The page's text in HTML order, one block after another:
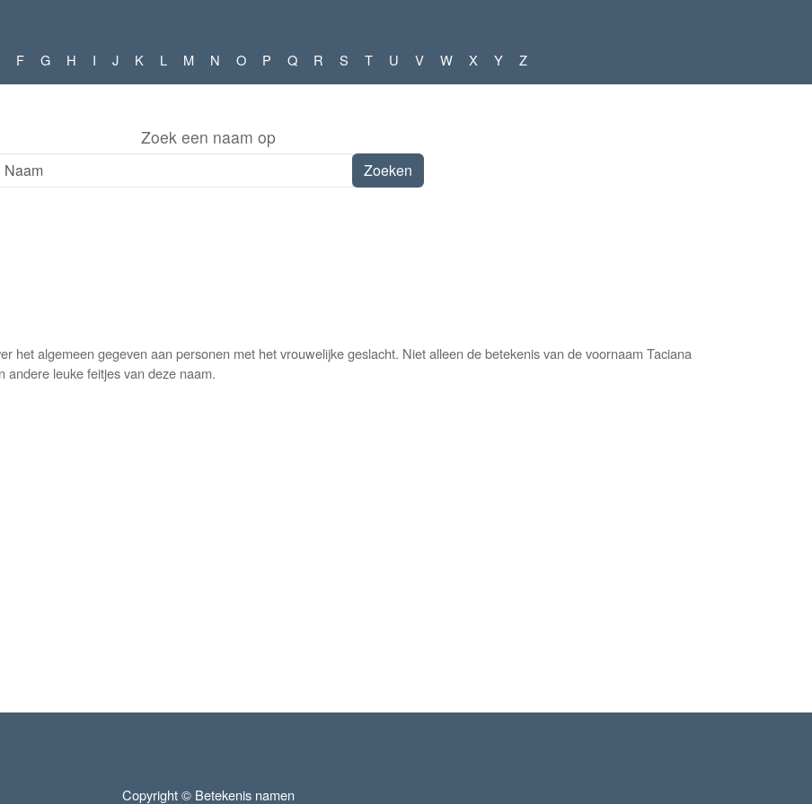
F G H I J K L M N O P Q R S T U V W X Y Z
Zoek een naam op
het algemeen gegeven aan personen met het vrouwelijke geslacht. Niet alleen de betekenis van de voornaam Taciana
andere leuke feitjes van deze naam.
Copyright © Betekenis namen